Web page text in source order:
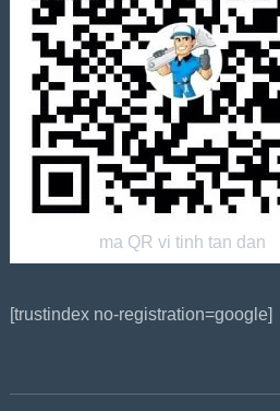
ma QR vi tinh tan dan
[trustindex no-registration=google]